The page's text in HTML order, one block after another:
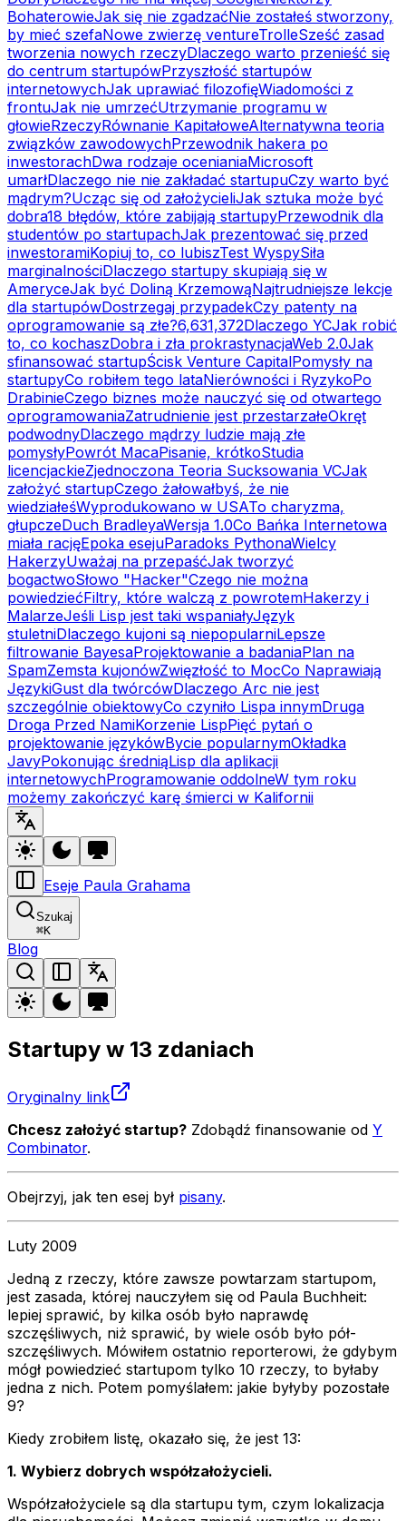
BohaterowieJak się nie zgadzaćNie zostałeś stworzony,
by mieć szefaNowe zwierzę ventureTrolleSześć zasad
tworzenia nowych rzeczyDlaczego warto przenieść się
do centrum startupówPrzyszłość startupów
internetowychJak uprawiać filozofięWiadomości z
frontuJak nie umrzećUtrzymanie programu w
głowieRzeczyRównanie KapitałoweAlternatywna teoria
związków zawodowychPrzewodnik hakera po
inwestorachDwa rodzaje ocenianiaMicrosoft
umarłDlaczego nie nie zakładać startupuCzy warto być
mądrym?Ucząc się od założycieliJak sztuka może być
dobra18 błędów, które zabijają startupyPrzewodnik dla
studentów po startupachJak prezentować się przed
inwestoramiKopiuj to, co lubiszTest WyspySiła
marginalnościDlaczego startupy skupiają się w
AmeryceJak być Doliną KrzemowąNajtrudniejsze lekcje
dla startupówDostrzegaj przypadekCzy patenty na
oprogramowanie są złe?6,631,372Dlaczego YCJak robić
to, co kochaszDobra i zła prokrastynacjaWeb 2.0Jak
sfinansować startupŚcisk Venture CapitalPomysły na
startupyCo robiłem tego lataNierówności i RyzykoPo
DrabinieCzego biznes może nauczyć się od otwartego
oprogramowaniaZatrudnienie jest przestarzałeOkręt
podwodnyDlaczego mądrzy ludzie mają złe
pomysłyPowrót MacaPisanie, krótkoStudia
licencjackieZjednoczona Teoria Sucksowania VCJak
założyć startupCzego żałowałbyś, że nie
wiedziałeśWyprodukowano w USATo charyzma,
głupczeDuch BradleyaWersja 1.0Co Bańka Internetowa
miała racjęEpoka esejuParadoks PythonaWielcy
HakerzyUważaj na przepaśćJak tworzyć
bogactwoSłowo "Hacker"Czego nie można
powiedziećFiltry, które walczą z powrotemHakerzy i
MalarzeJeśli Lisp jest taki wspaniałyJęzyk
stuletniDlaczego kujoni są niepopularniLepsze
filtrowanie BayesaProjektowanie a badaniaPlan na
SpamZemsta kujonówZwięzłość to MocCo Naprawiają
JęzykiGust dla twórcówDlaczego Arc nie jest
szczególnie obiektowyCo czyniło Lispa innymDruga
Droga Przed NamiKorzenie LispPięć pytań o
projektowanie językówBycie popularnymOkładka
JavyPokonując średniąLisp dla aplikacji
internetowychProgramowanie oddolneW tym roku
możemy zakończyć karę śmierci w Kalifornii
Eseje Paula Grahama
Szukaj
⌘K
Blog
Startupy w 13 zdaniach
Oryginalny link
Chcesz założyć startup? Zdobądź finansowanie od Y
Combinator.
Obejrzyj, jak ten esej był pisany.
Luty 2009
Jedną z rzeczy, które zawsze powtarzam startupom,
jest zasada, której nauczyłem się od Paula Buchheit:
lepiej sprawić, by kilka osób było naprawdę
szczęśliwych, niż sprawić, by wiele osób było pół-
szczęśliwych. Mówiłem ostatnio reporterowi, że gdybym
mógł powiedzieć startupom tylko 10 rzeczy, to byłaby
jedna z nich. Potem pomyślałem: jakie byłyby pozostałe
9?
Kiedy zrobiłem listę, okazało się, że jest 13:
1. Wybierz dobrych współzałożycieli.
Współzałożyciele są dla startupu tym, czym lokalizacja